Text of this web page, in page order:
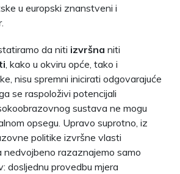
u europski znanstveni i
da niti izvršna niti
, kako u okviru opće, tako i
nisu spremni inicirati odgovarajuće
se raspoloživi potencijali
sustava ne mogu
opsegu. Upravo suprotno, iz
politike izvršne vlasti
nedvojbeno razaznajemo samo
dosljednu provedbu mjera